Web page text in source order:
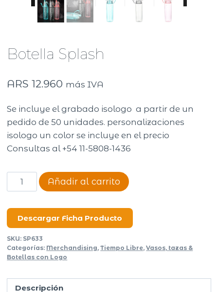
Botella Splash
ARS 12.960 más IVA
Se incluye el grabado isologo a partir de un
pedido de 50 unidades. personalizaciones
isologo un color se incluye en el precio
Consultas al +54 11-5808-1436
Botella
Splash
Añadir al carrito
Descargar Ficha Producto
SKU: SP633
Categorías: Merchandising,Tiempo Libre,Vasos, tazas &
Botellas con Logo
Descripción